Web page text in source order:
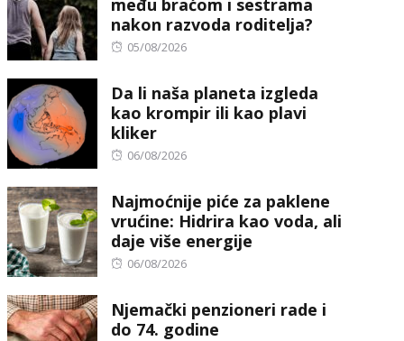
među braćom i sestrama
nakon razvoda roditelja?
Posted
05/08/2026
Da li naša planeta izgleda
kao krompir ili kao plavi
kliker
Posted
06/08/2026
Najmoćnije piće za paklene
vrućine: Hidrira kao voda, ali
daje više energije
Posted
06/08/2026
Njemački penzioneri rade i
do 74. godine